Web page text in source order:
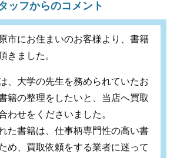
ッフからのコメント
市にお住まいのお客様より、書籍
きました。
、大学の先生を務められていたお
籍の整理をしたいと、当店へ買取
わせをくださいました。
た書籍は、仕事柄専門性の高い書
め、買取依頼をする業者に迷って